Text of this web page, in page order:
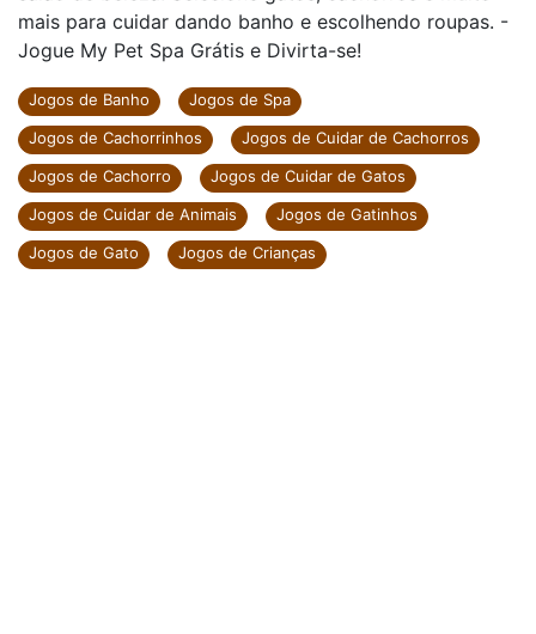
mais para cuidar dando banho e escolhendo roupas. -
Jogue My Pet Spa Grátis e Divirta-se!
Jogos de Banho
Jogos de Spa
Jogos de Cachorrinhos
Jogos de Cuidar de Cachorros
Jogos de Cachorro
Jogos de Cuidar de Gatos
Jogos de Cuidar de Animais
Jogos de Gatinhos
Jogos de Gato
Jogos de Crianças